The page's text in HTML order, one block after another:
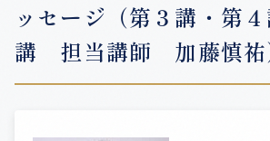
ッセージ（第３講・第
講 担当講師 加藤慎祐